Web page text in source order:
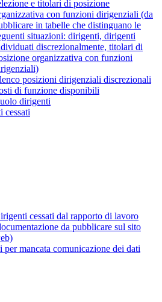
e titolari di posizione
con funzioni dirigenziali (da
in tabelle che distinguano le
situazioni: dirigenti, dirigenti
discrezionalmente, titolari di
organizzativa con funzioni
posizioni dirigenziali discrezionali
di funzione disponibili
dirigenti
cessati
cessati dal rapporto di lavoro
da pubblicare sul sito
per mancata comunicazione dei dati